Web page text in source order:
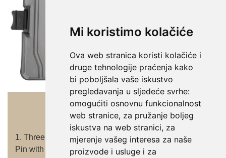
Mi koristimo kolačiće
Ova web stranica koristi kolačiće i
druge tehnologije praćenja kako
bi poboljšala vaše iskustvo
pregledavanja u sljedeće svrhe:
omogućiti osnovnu funkcionalnost
web stranice, za pružanje boljeg
iskustva na web stranici, za
mjerenje vašeg interesa za naše
proizvode i usluge i za